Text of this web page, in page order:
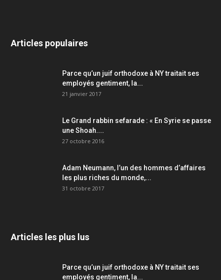
Articles populaires
Parce qu’un juif orthodoxe à NY traitait ses
employés gentiment, la...
21 janvier 2017
Le Grand rabbin sefarade : « En Syrie se passe
une Shoah....
27 octobre 2016
Adam Neumann, l’un des hommes d’affaires
les plus riches du monde,...
31 octobre 2017
Articles les plus lus
Parce qu’un juif orthodoxe à NY traitait ses
employés gentiment, la...